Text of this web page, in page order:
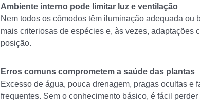
Ambiente interno pode limitar luz e ventilação
Nem todos os cômodos têm iluminação adequada ou
mais criteriosas de espécies e, às vezes, adaptações
posição.
Erros comuns comprometem a saúde das plantas
Excesso de água, pouca drenagem, pragas ocultas e
frequentes. Sem o conhecimento básico, é fácil